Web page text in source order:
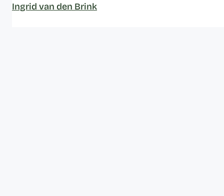
Ingrid van den Brink